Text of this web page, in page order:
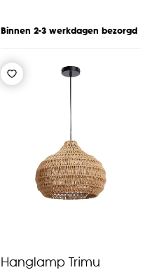
Binnen 2-3 werkdagen bezorgd
Hanglamp Trimu